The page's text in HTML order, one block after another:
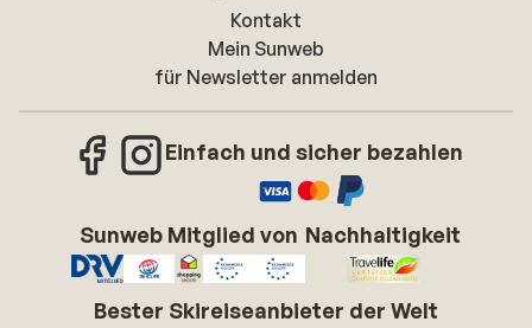
Kontakt
Mein Sunweb
für Newsletter anmelden
Einfach und sicher bezahlen
Sunweb Mitglied von Nachhaltigkeit
Bester Skireiseanbieter der Welt